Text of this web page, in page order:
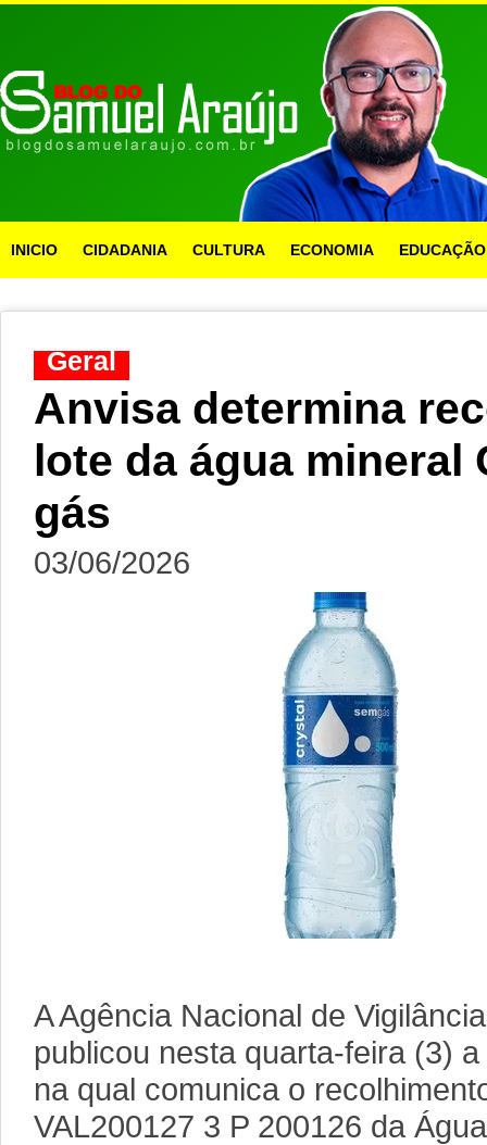
INICIO CIDADANIA CULTURA ECONOMIA EDUCAÇÃO
Geral
Anvisa determina
lote da água mineral
gás
03/06/2026
A Agência Nacional de
publicou nesta quarta-feira (3)
na qual comunica o
VAL200127 3 P 200126 da